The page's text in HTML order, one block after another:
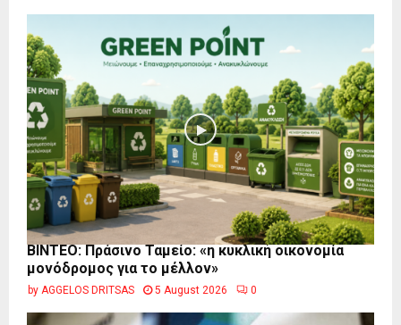
BINTEO: Πράσινο Ταμείο: «η κυκλική οικονομία
μονόδρομος για το μέλλον»
by AGGELOS DRITSAS 5 August 2026 0